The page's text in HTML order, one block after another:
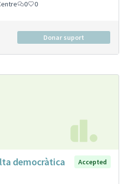
0 0
Donar suport
democràtica
Accepted